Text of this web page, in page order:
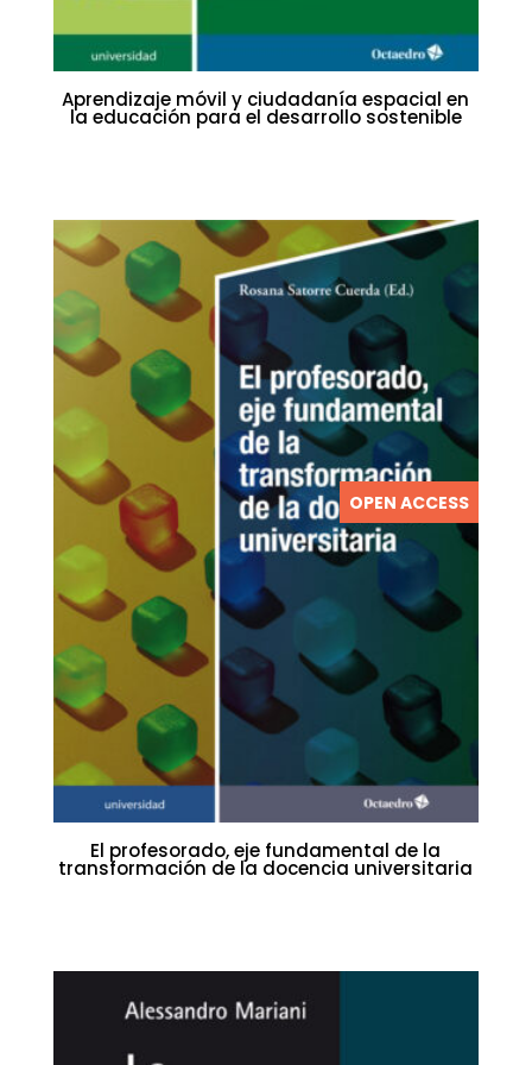
Aprendizaje móvil y ciudadanía espacial en
la educación para el desarrollo sostenible
OPEN ACCESS
El profesorado, eje fundamental de la
transformación de la docencia universitaria